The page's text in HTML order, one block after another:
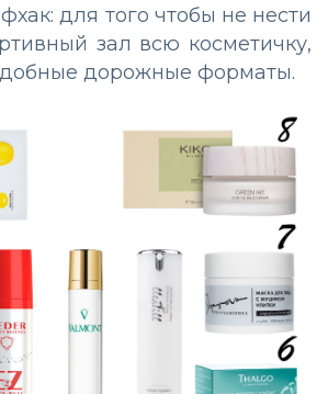
для того чтобы не нести
зал всю косметичку,
дорожные форматы.